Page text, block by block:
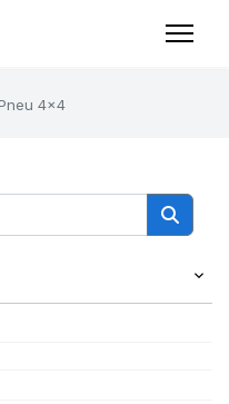
4x4